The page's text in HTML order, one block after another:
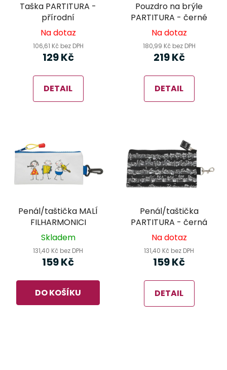
Taška PARTITURA -
přírodní
Na dotaz
106,61 Kč bez DPH
129 Kč
DETAIL
Pouzdro na brýle
PARTITURA - černé
Na dotaz
180,99 Kč bez DPH
219 Kč
DETAIL
Penál/taštička MALÍ
FILHARMONICI
Skladem
131,40 Kč bez DPH
159 Kč
DO KOŠÍKU
Penál/taštička
PARTITURA - černá
Na dotaz
131,40 Kč bez DPH
159 Kč
DETAIL